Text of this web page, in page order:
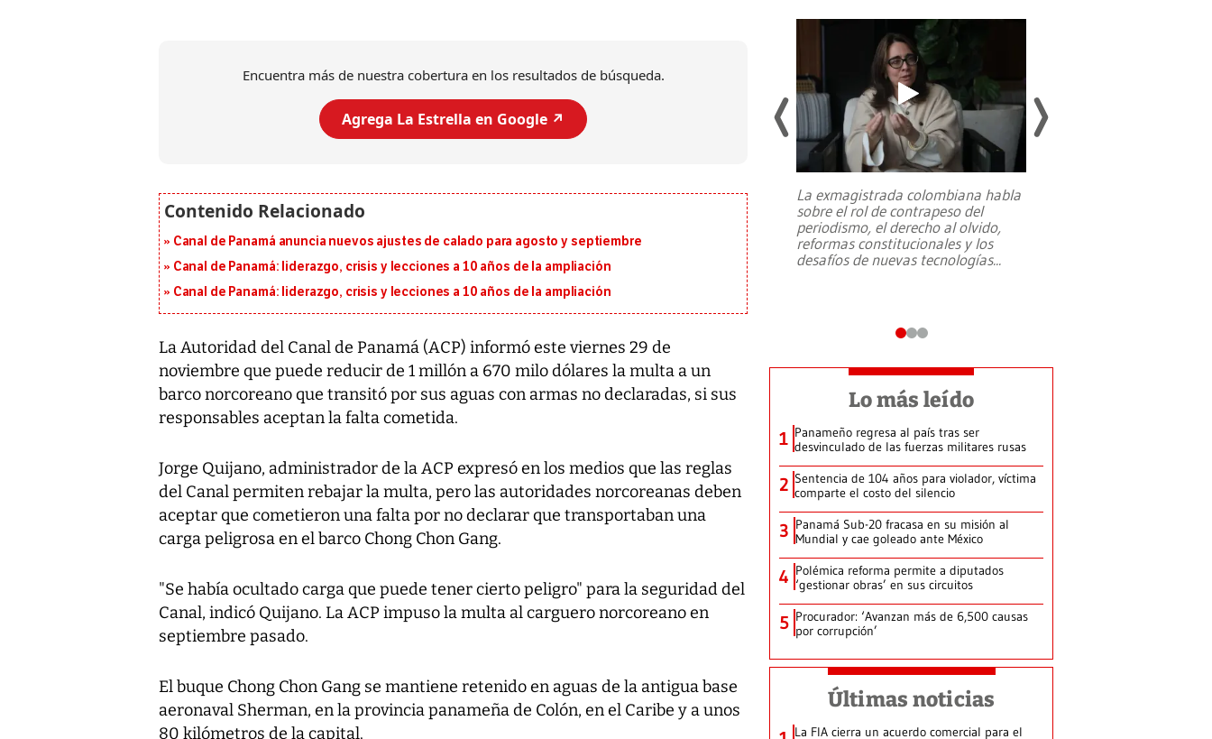
Encuentra más de nuestra cobertura en los resultados de búsqueda.
Agrega La Estrella en Google ↗️
Canal de Panamá anuncia nuevos ajustes de calado para agosto y septiembre
Canal de Panamá: liderazgo, crisis y lecciones a 10 años de la ampliación
Canal de Panamá: liderazgo, crisis y lecciones a 10 años de la ampliación
La Autoridad del Canal de Panamá (ACP) informó este viernes 29 de
noviembre que puede reducir de 1 millón a 670 milo dólares la multa a un
barco norcoreano que transitó por sus aguas con armas no declaradas, si sus
responsables aceptan la falta cometida.
Jorge Quijano, administrador de la ACP expresó en los medios que las reglas
del Canal permiten rebajar la multa, pero las autoridades norcoreanas deben
aceptar que cometieron una falta por no declarar que transportaban una
carga peligrosa en el barco Chong Chon Gang.
"Se había ocultado carga que puede tener cierto peligro" para la seguridad del
Canal, indicó Quijano. La ACP impuso la multa al carguero norcoreano en
septiembre pasado.
El buque Chong Chon Gang se mantiene retenido en aguas de la antigua base
aeronaval Sherman, en la provincia panameña de Colón, en el Caribe y a unos
80 kilómetros de la capital.
al sur de Japón, provocando una
La exmagistrada colombiana habla
sobre el rol de contrapeso del
periodismo, el derecho al olvido,
reformas constitucionales y los
desafíos de nuevas tecnologías...
Lo más leído
1 Panameño regresa al país tras ser
desvinculado de las fuerzas militares rusas
2 Sentencia de 104 años para violador, víctima
comparte el costo del silencio
3 Panamá Sub-20 fracasa en su misión al
Mundial y cae goleado ante México
4 Polémica reforma permite a diputados
‘gestionar obras’ en sus circuitos
5 Procurador: ‘Avanzan más de 6,500 causas
por corrupción’
Últimas noticias
La FIA cierra un acuerdo comercial para el